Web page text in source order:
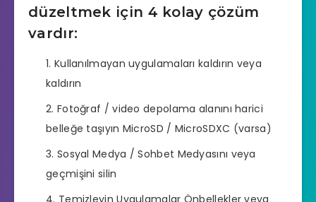
düzeltmek için 4 kolay çözüm
vardır:
Kullanılmayan uygulamaları kaldırın veya
kaldırın
Fotoğraf / video depolama alanını harici
belleğe taşıyın MicroSD / MicroSDXC (varsa)
Sosyal Medya / Sohbet Medyasını veya
geçmişini silin